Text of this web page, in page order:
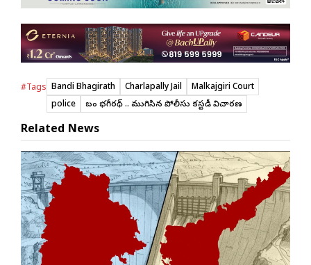
#Tags Bandi Bhagirath Charlapally Jail
Malkajgiri Court
police
బండి భగీరథ్ .. ముగిసిన పోలీసు కస్టడీ విచారణ
Related News